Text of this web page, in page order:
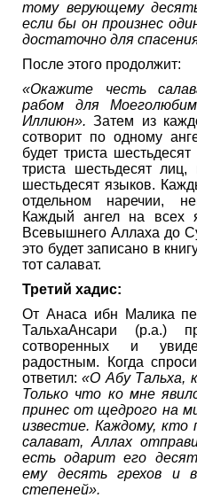
тому верующему
если бы он произнес
достаточно для
После этого продолжит:
«Окажите честь
рабом для
Иллиюн». Затем из
сотворит по одному
будет триста
триста шестьдесят
шестьдесят языков.
отдельном наречии,
Каждый ангел на всех
Всевышнего Аллаха до
это будет записано в
тот салават.
Третий хадис:
От Анаса ибн Малика
ТальхаАнсари (р.а.)
сотворенных и
радостным. Когда
ответил:«О Абу Тальха,
Только что ко мне
принес от щедрого на
известие. Каждому, кто
салават, Аллах
есть одарит его
ему десять грехов и
степеней».